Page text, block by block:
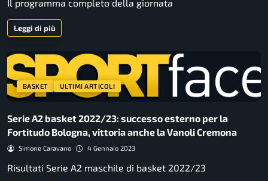
Il programma completo della giornata
Leggi di più
BASKET ULTIMI ARTICOLI
Serie A2 basket 2022/23: successo esterno per la
Fortitudo Bologna, vittoria anche la Vanoli Cremona
Simone Caravano 4 Gennaio 2023
Risultati Serie A2 maschile di basket 2022/23